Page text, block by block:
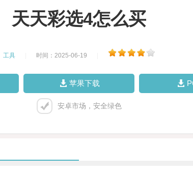
天天彩选4怎么买
工具 时间：2025-06-19
苹果下载
安卓市场，安全绿色